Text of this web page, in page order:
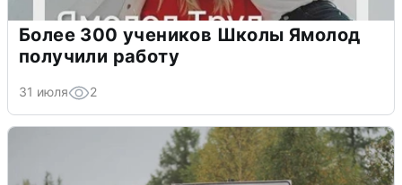
Более 300 учеников Школы Ямолод
получили работу
31 июля 2